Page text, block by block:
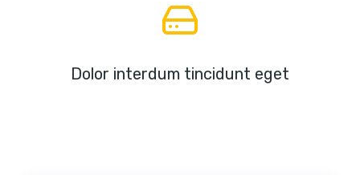
Dolor interdum tincidunt eget